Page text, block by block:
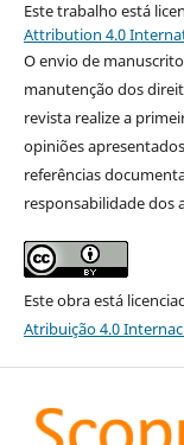
Este trabalho está
Attribution 4.0
O envio de
manutenção dos
revista realize a
opiniões
referências
responsabilidade dos
Este obra está
Atribuição 4.0